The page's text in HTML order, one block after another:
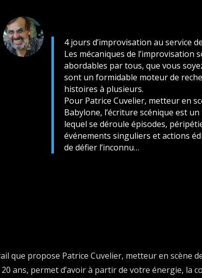
4 jours d’improvisation au service
Les mécaniques de l’improvisation
abordables par tous, que vous
sont un formidable moteur de
histoires à plusieurs.
Pour Patrice Cuvelier, metteur en
Babylone, l’écriture scénique est
lequel se déroule épisodes,
événements singuliers et actions
de défier l’inconnu…
que propose Patrice Cuvelier, metteur en scène
ans, permet d’avoir à partir de votre énergie, la